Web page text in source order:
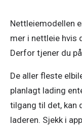
Nettleiemodellen
mer i nettleie hvis
Derfor tjener du
De aller fleste
planlagt lading
tilgang til det, kan
laderen. Sjekk i